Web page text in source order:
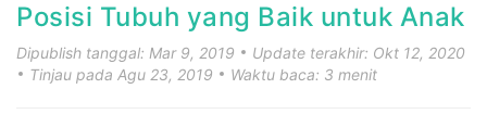
Posisi Tubuh yang Baik untuk Anak
Dipublish tanggal: Mar 9, 2019
Update terakhir: Okt 12, 2020
Tinjau pada Agu 23, 2019
Waktu baca: 3 menit